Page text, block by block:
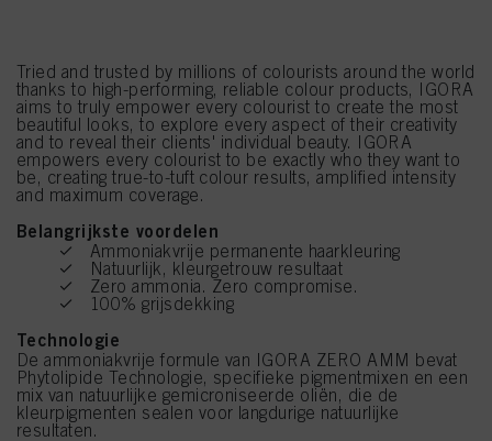
Tried and trusted by millions of colourists around the world
thanks to high-performing, reliable colour products, IGORA
aims to truly empower every colourist to create the most
beautiful looks, to explore every aspect of their creativity
and to reveal their clients' individual beauty. IGORA
empowers every colourist to be exactly who they want to
be, creating true-to-tuft colour results, amplified intensity
and maximum coverage.
Belangrijkste voordelen
Ammoniakvrije permanente haarkleuring
Natuurlijk, kleurgetrouw resultaat
Zero ammonia. Zero compromise.
100% grijsdekking
Technologie
De ammoniakvrije formule van IGORA ZERO AMM bevat
Phytolipide Technologie, specifieke pigmentmixen en een
mix van natuurlijke gemicroniseerde oliën, die de
kleurpigmenten sealen voor langdurige natuurlijke
resultaten.